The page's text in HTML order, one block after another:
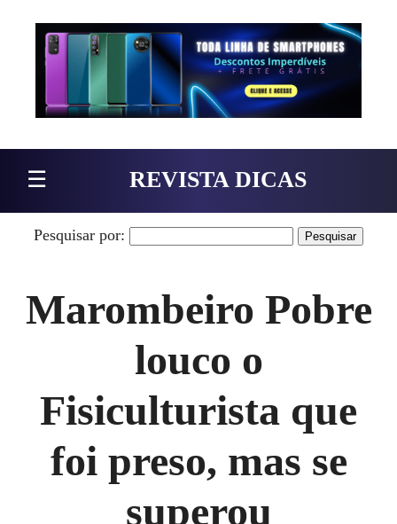
Pular para o conteúdo
☰ REVISTA DICAS
Pesquisar por:
Marombeiro Pobre
louco o
Fisiculturista que
foi preso, mas se
superou